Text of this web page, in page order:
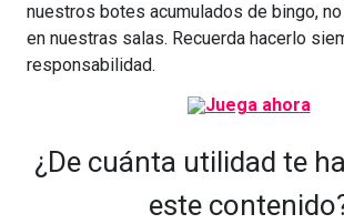
nuestros botes acumulados de bingo,
en nuestras salas. Recuerda hacerlo
responsabilidad.
¿De cuánta utilidad te
este